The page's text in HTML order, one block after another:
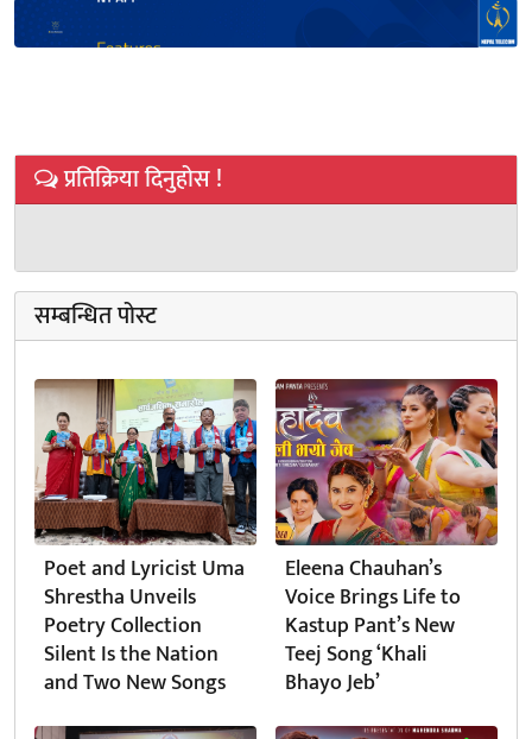
प्रतिक्रिया दिनुहोस !
सम्बन्धित पोस्ट
Poet and Lyricist Uma
Shrestha Unveils
Poetry Collection
Silent Is the Nation
and Two New Songs
Eleena Chauhan’s
Voice Brings Life to
Kastup Pant’s New
Teej Song ‘Khali
Bhayo Jeb’